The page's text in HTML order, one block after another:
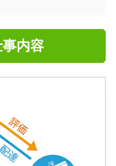
内容